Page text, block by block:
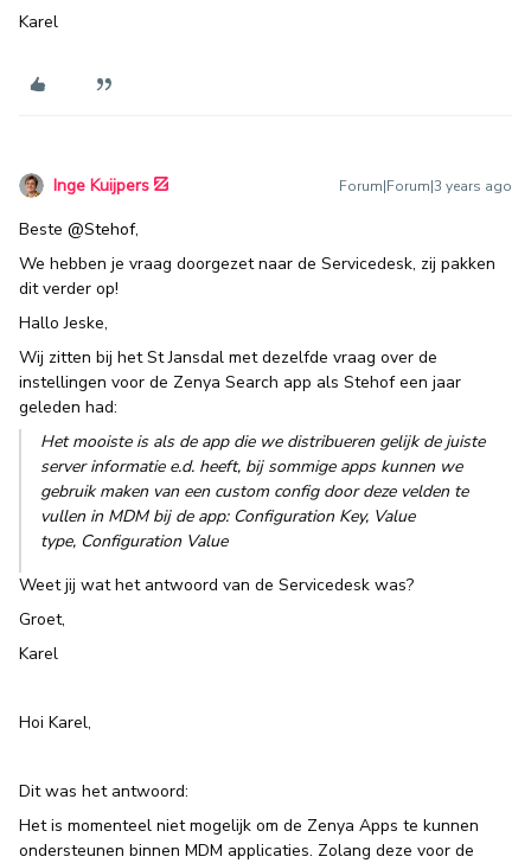
Karel
Inge Kuijpers Forum|Forum|3 years ago
Beste @Stehof,
We hebben je vraag doorgezet naar de Servicedesk, zij pakken
dit verder op!
Hallo Jeske,
Wij zitten bij het St Jansdal met dezelfde vraag over de
instellingen voor de Zenya Search app als Stehof een jaar
geleden had:
Het mooiste is als de app die we distribueren gelijk de juiste
server informatie e.d. heeft, bij sommige apps kunnen we
gebruik maken van een custom config door deze velden te
vullen in MDM bij de app: Configuration Key, Value
type, Configuration Value
Weet jij wat het antwoord van de Servicedesk was?
Groet,
Karel
Hoi Karel,
Dit was het antwoord:
Het is momenteel niet mogelijk om de Zenya Apps te kunnen
ondersteunen binnen MDM applicaties. Zolang deze voor de